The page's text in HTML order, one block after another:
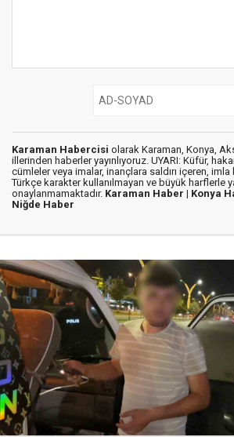
Karaman Habercisi olarak Karaman, Konya,
illerinden haberler yayınlıyoruz. UYARI: Küfür,
cümleler veya imalar, inançlara saldırı içeren, imla
Türkçe karakter kullanılmayan ve büyük harflerle
onaylanmamaktadır. Karaman Haber | Konya
Niğde Haber